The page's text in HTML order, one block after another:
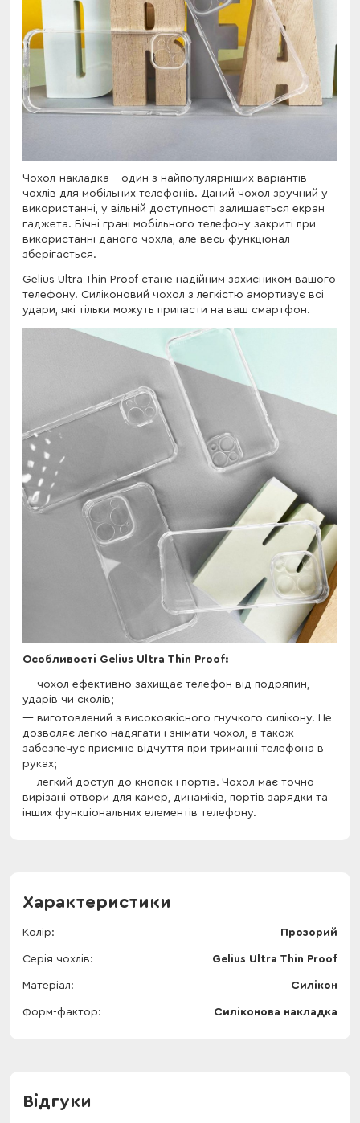
Чохол-накладка - один з найпопулярніших варіантів
чохлів для мобільних телефонів. Даний чохол зручний у
використанні, у вільній доступності залишається екран
гаджета. Бічні грані мобільного телефону закриті при
використанні даного чохла, але весь функціонал
зберігається.
Gelius Ultra Thin Proof стане надійним захисником вашого
телефону. Силіконовий чохол з легкістю амортизує всі
удари, які тільки можуть припасти на ваш смартфон.
Особливості Gelius Ultra Thin Proof:
чохол ефективно захищає телефон від подряпин,
ударів чи сколів;
виготовлений з високоякісного гнучкого силікону. Це
дозволяє легко надягати і знімати чохол, а також
забезпечує приємне відчуття при триманні телефона в
руках;
легкий доступ до кнопок і портів. Чохол має точно
вирізані отвори для камер, динаміків, портів зарядки та
інших функціональних елементів телефону.
Характеристики
Колір Прозорий
Серія чохлів Gelius Ultra Thin Proof
Матеріал Силікон
Форм-фактор Силіконова накладка
Відгуки